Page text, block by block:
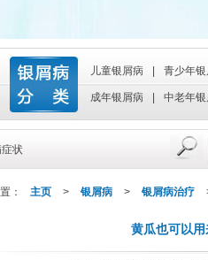
儿童银屑病 青少年
成年银屑病 中老年
状
： 主页 > 银屑病 > 银屑病治疗
黄瓜也可以